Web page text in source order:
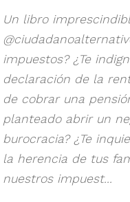
Un libro
impuestos? ¿Te
declaración de la
de cobrar una
planteado abrir un
burocracia? ¿Te
la herencia de tus
nuestros impuest...